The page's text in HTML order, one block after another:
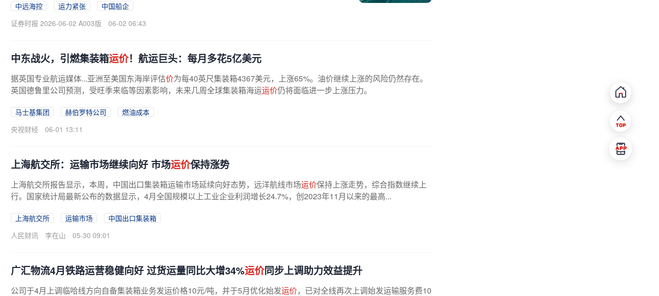
中远海控 运力紧张
中国船企
证券时报 2026-06-02 A003版
06-02 06:43
中东战火，引燃集装箱运价！航运巨头：每月多花5亿美元
据英国专业航运媒体...亚洲至美国东海岸评估价为每40英尺集装箱4367美元，上涨65%。油价继续上涨的风险仍然存在。
英国德鲁里公司预测，受旺季来临等因素影响，未来几周全球集装箱海运运价仍将面临进一步上涨压力。
马士基集团 赫伯罗特公司
燃油成本
央视财经
06-01 13:11
上海航交所：运输市场继续向好 市场运价保持涨势
上海航交所报告显示，本周，中国出口集装箱运输市场延续向好态势，远洋航线市场运价保持上涨走势，综合指数继续上
行。国家统计局最新公布的数据显示，4月全国规模以上工业企业利润增长24.7%，创2023年11月以来的最高...
上海航交所 运输市场
中国出口集装箱
人民财讯
李在山 05-30 09:01
广汇物流4月铁路运营稳健向好 过货运量同比大增34%运价同步上调助力效益提升
公司于4月上调临哈线方向自备集装箱业务发运价格10元/吨，并于5月优化始发运价，已对全线再次上调始发运输服务费10